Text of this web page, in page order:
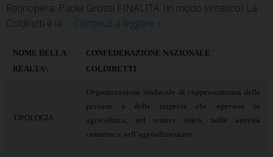
Retinopera: Paola Grossi FINALITA’ (in modo sintetico) La
Coldiretti è la … Continua a leggere Coldiretti
»
NOME DELLA
REALTA’:
CONFEDERAZIONE NAZIONALE
COLDIRETTI
TIPOLOGIA
Organizzazione sindacale di rappresentanza delle
persone e delle imprese che operano in
agricoltura, nel settore ittico, nelle attività
connesse e nell’agroalimentare.